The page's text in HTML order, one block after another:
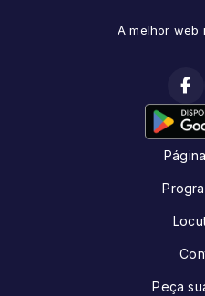
A melhor web
Peça